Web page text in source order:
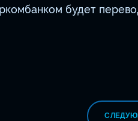
будет